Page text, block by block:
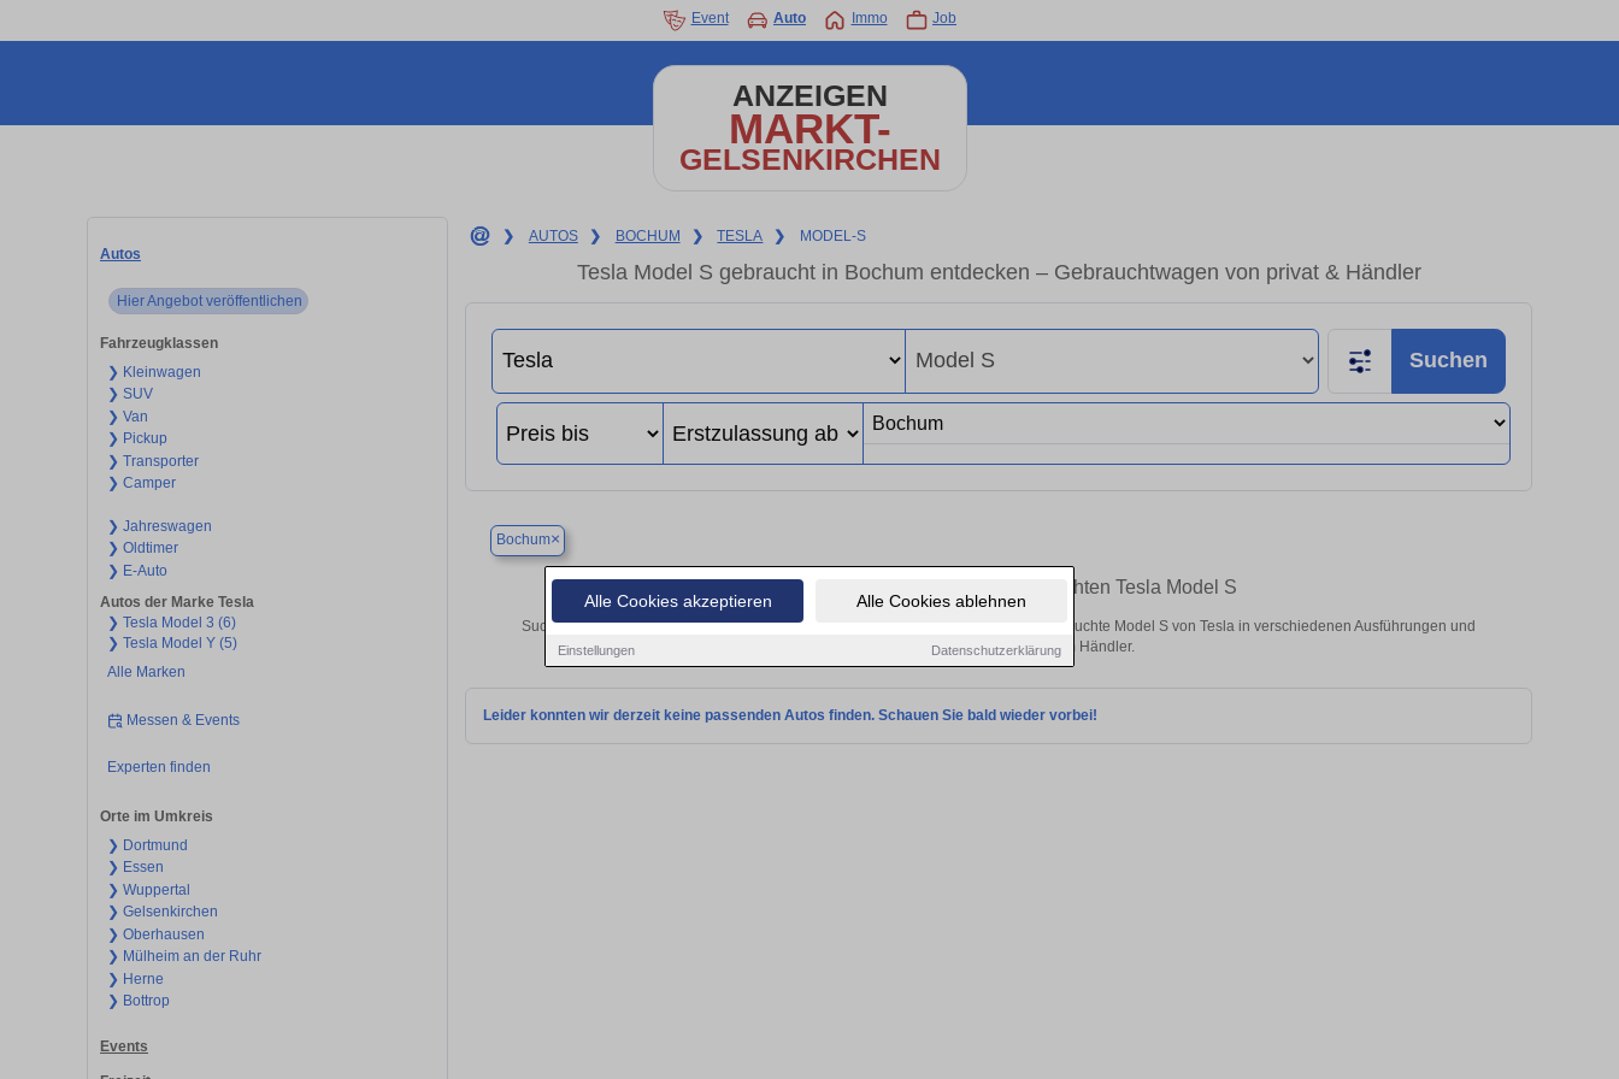
Alle Cookies akzeptieren Alle Cookies ablehnen
Einstellungen Datenschutzerklärung
Event Auto Immo Job
ANZEIGEN
MARKT-
GELSENKIRCHEN
Autos
Hier Angebot veröffentlichen
Fahrzeugklassen
❯ Kleinwagen
❯ SUV
❯ Van
❯ Pickup
❯ Transporter
❯ Camper
❯ Jahreswagen
❯ Oldtimer
❯ E-Auto
Autos der Marke Tesla
❯ Tesla Model 3 (6)
❯ Tesla Model Y (5)
Alle Marken
Messen & Events
Experten finden
Orte im Umkreis
❯ Dortmund
❯ Essen
❯ Wuppertal
❯ Gelsenkirchen
❯ Oberhausen
❯ Mülheim an der Ruhr
❯ Herne
❯ Bottrop
Events
❯ AUTOS ❯ BOCHUM ❯ TESLA ❯ MODEL-S
Tesla Model S gebraucht in Bochum entdecken – Gebrauchtwagen von privat & Händler
Suchen
Bochum×
Finden Sie in Bochum Ihren gebrauchten Tesla Model S
Suchen Sie in Bochum einen Tesla Model S Gebrauchtwagen? Entdecken Sie gebrauchte Model S von Tesla in verschiedenen Ausführungen und
Preisklassen von privat und vom Händler.
Leider konnten wir derzeit keine passenden Autos finden. Schauen Sie bald wieder vorbei!